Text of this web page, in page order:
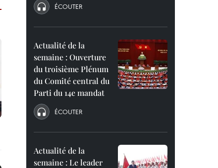
ÉCOUTER
Actualité de la
semaine : Ouverture
du troisième Plénum
du Comité central du
Parti du 14e mandat
ÉCOUTER
Actualité de la
semaine : Le leader